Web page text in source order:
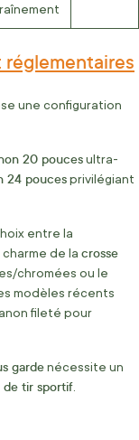
une configuration
20 poucesultra-
24 poucesprivilégiant
entre la
charme de la crosse
chromées ou le
modèles récents
fileté pour
gardenécessite un
tir sportif.